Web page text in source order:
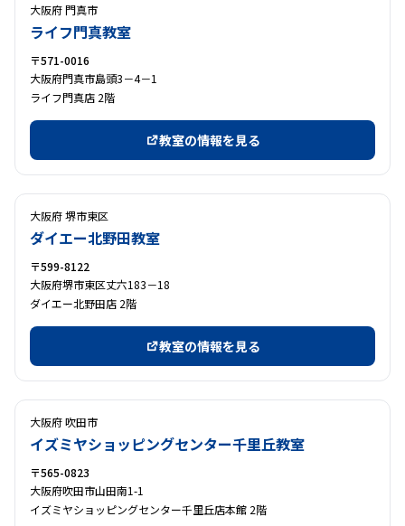
大阪府 門真市
ライフ門真教室
〒571-0016
大阪府門真市島頭3－4－1
ライフ門真店 2階
教室の情報を見る
大阪府 堺市東区
ダイエー北野田教室
〒599-8122
大阪府堺市東区丈六183－18
ダイエー北野田店 2階
教室の情報を見る
大阪府 吹田市
イズミヤショッピングセンター千里丘教室
〒565-0823
大阪府吹田市山田南1-1
イズミヤショッピングセンター千里丘店本館 2階